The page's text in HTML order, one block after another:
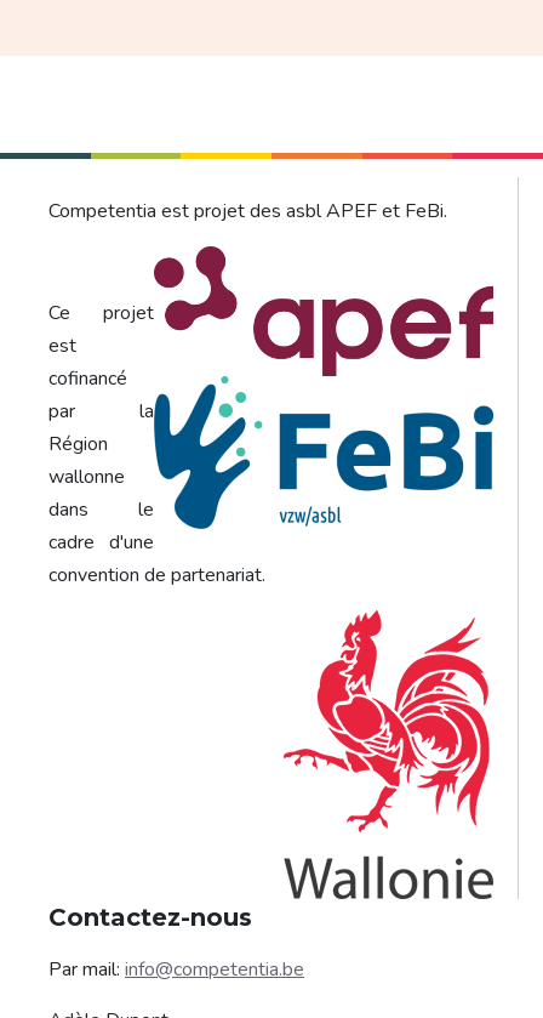
Competentia est projet des asbl APEF et FeBi.
Ce projet
est
cofinancé
par la
Région
wallonne
dans le
cadre d'une
convention de partenariat.
Contactez-nous
Par mail: info@competentia.be